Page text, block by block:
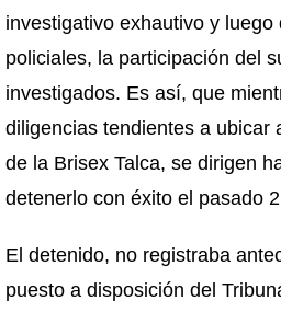
investigativo exhautivo y
policiales, la participación del
investigados. Es así, que
diligencias tendientes a ubicar
de la Brisex Talca, se dirigen
detenerlo con éxito el pasado
El detenido, no registraba
puesto a disposición del